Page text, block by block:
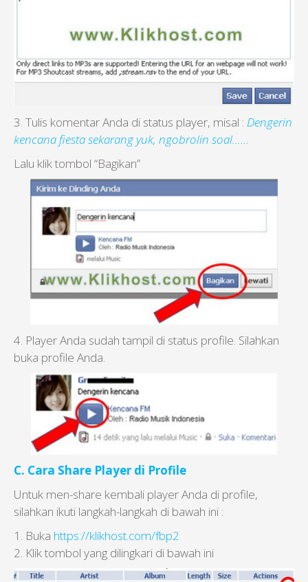
3. Tulis komentar Anda di status player, misal : Dengerin
kencana fiesta sekarang yuk, ngobrolin soal……
Lalu klik tombol “Bagikan”
4. Player Anda sudah tampil di status profile. Silahkan
buka profile Anda.
C. Cara Share Player di Profile
Untuk men-share kembali player Anda di profile,
silahkan ikuti langkah-langkah di bawah ini :
1. Buka https://klikhost.com/fbp2
2. Klik tombol yang dilingkari di bawah ini